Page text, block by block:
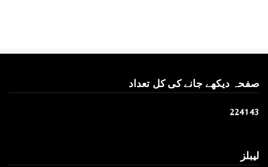
صفحہ دیکھے جانے کی کل تعداد
224143
لیبلز